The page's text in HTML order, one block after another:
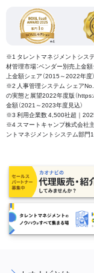
※1 タレントマネジメントシステ
材管理市場：ベンダー別売上金
上金額シェア（2015～2022年度）
※2 人事管理システム シェア
の実態と展望2022年度版（
金額（2021～2023年度見込）
※3 利用企業数 4,500社超｜
※4 スマートキャンプ株式会社
ントマネジメントシステム部門